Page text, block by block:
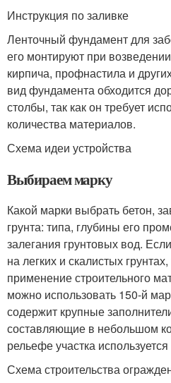
Инструкция по заливке
Ленточный фундамент для
его монтируют при
кирпича, профнастила и
вид фундамента обходится
столбы, так как он требует
количества материалов.
Схема идеи устройства
Выбираем марку
Какой марки выбрать бетон,
грунта: типа, глубины его
залегания грунтовых вод.
на легких и скалистых
применение строительного
можно использовать 150-й
содержит крупные
составляющие в небольшом
рельефе участка
Схема строительства